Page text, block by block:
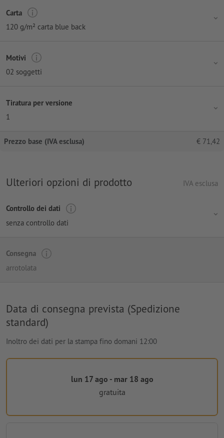
Carta
120 g/m² carta blue back
Motivi
02 soggetti
Tiratura per versione
1
Prezzo base (IVA esclusa) € 71,42
Ulteriori opzioni di prodotto IVA esclusa
Controllo dei dati
senza controllo dati
Consegna
arrotolata
Data di consegna prevista (Spedizione
standard)
Inoltro dei dati per la stampa fino domani 12:00
lun 17 ago - mar 18 ago
gratuita